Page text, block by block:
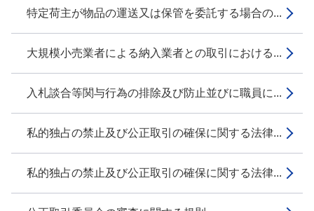
特定荷主が物品の運送又は保管を委託する場合の...
大規模小売業者による納入業者との取引における...
入札談合等関与行為の排除及び防止並びに職員に...
私的独占の禁止及び公正取引の確保に関する法律...
私的独占の禁止及び公正取引の確保に関する法律...